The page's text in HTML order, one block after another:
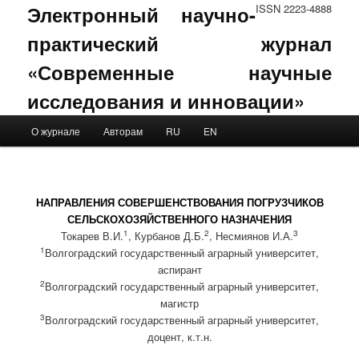
ISSN 2223-4888
Электронный научно-
практический журнал
«Современные научные
исследования и инновации»
Skip to primary content
Skip to secondary content
О журнале Авторам RU EN
НАПРАВЛЕНИЯ СОВЕРШЕНСТВОВАНИЯ ПОГРУЗЧИКОВ
СЕЛЬСКОХОЗЯЙСТВЕННОГО НАЗНАЧЕНИЯ
Токарев В.И.1 , Курбанов Д.Б.2, Несмиянов И.А.3
1 Волгоградский государственный аграрный университет,
аспирант
2Волгоградский государственный аграрный университет,
магистр
3Волгоградский государственный аграрный университет,
доцент, к.т.н.